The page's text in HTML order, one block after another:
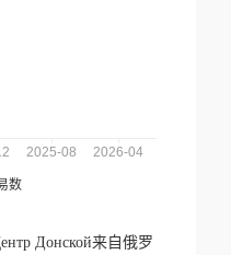
Донской来自俄罗